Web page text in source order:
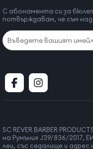
С абонамента си за
потвърждавам, че съм над
SC REVER BARBER
на Румъния J39/836/2017,
леи, със седалище и адрес